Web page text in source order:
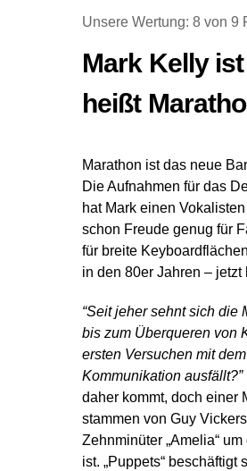
Unsere Wertung: 8 von 9
Mark Kelly
heißt
Marathon ist das neue
Die Aufnahmen für das
hat Mark einen
schon Freude genug für
für breite
in den 80er Jahren –
“Seit jeher sehnt sich
bis zum Überqueren von
ersten Versuchen mit
Kommunikation ausfällt?”
daher kommt, doch einer
stammen von Guy
Zehnminüter „Amelia“
ist. „Puppets“